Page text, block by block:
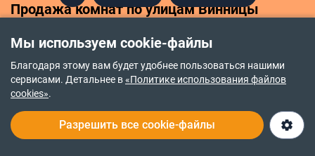
Мы используем cookie-файлы
Благодаря этому вам будет удобнее пользоваться нашими
сервисами. Детальнее в«Политике использования файлов
cookies».
Разрешить все cookie-файлы
Продажа комнат по улицам Винницы
ул. Сергея Зулинского
ул. Киевская
ул. Ляли Ратушной
ул. Павла Корнелюка
Комнаты на продажу в других городах
Днепр
Киев